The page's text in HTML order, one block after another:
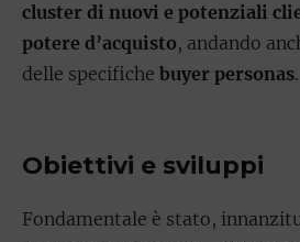
cluster di nuovi e potenziali
potere d’acquisto, andando
delle specifiche buyer personas.
Obiettivi e sviluppi
Fondamentale è stato,